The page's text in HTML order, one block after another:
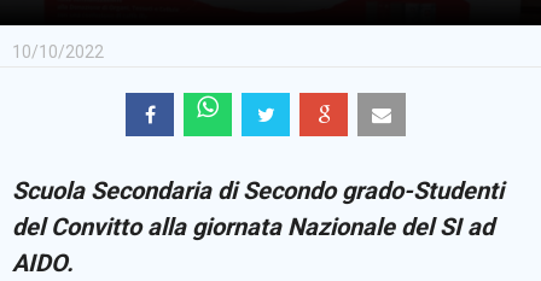
10/10/2022
Scuola Secondaria di Secondo grado-Studenti
del Convitto alla giornata Nazionale del SI ad
AIDO.